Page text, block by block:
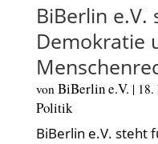
BiBerlin
Demokratie
von BiBerlin e.V. | 18.
Politik
BiBerlin e.V. steht